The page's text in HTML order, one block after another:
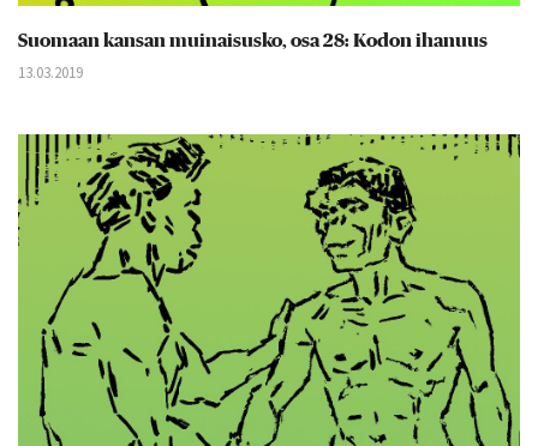
Suomaan kansan muinaisusko, osa 28: Kodon ihanuus
13.03.2019